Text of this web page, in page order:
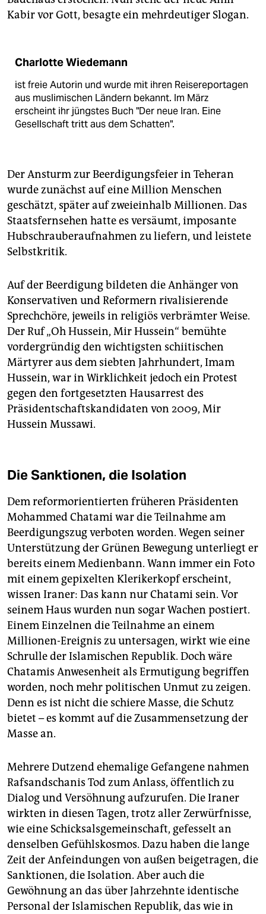
Kabir vor Gott, besagte ein mehrdeutiger Slogan.
Charlotte Wiedemann
ist freie Autorin und wurde mit ihren Reisereportagen
aus muslimischen Ländern bekannt. Im März
erscheint ihr jüngstes Buch "Der neue Iran. Eine
Gesellschaft tritt aus dem Schatten".
Der Ansturm zur Beerdigungsfeier in Teheran
wurde zunächst auf eine Million Menschen
geschätzt, später auf zweieinhalb Millionen. Das
Staatsfernsehen hatte es versäumt, imposante
Hubschrauberaufnahmen zu liefern, und leistete
Selbstkritik.
Auf der Beerdigung bildeten die Anhänger von
Konservativen und Reformern rivalisierende
Sprechchöre, jeweils in religiös verbrämter Weise.
Der Ruf „Oh Hussein, Mir Hussein“ bemühte
vordergründig den wichtigsten schiitischen
Märtyrer aus dem siebten Jahrhundert, Imam
Hussein, war in Wirklichkeit jedoch ein Protest
gegen den fortgesetzten Hausarrest des
Präsidentschaftskandidaten von 2009, Mir
Hussein Mussawi.
Die Sanktionen, die Isolation
Dem reformorientierten früheren Präsidenten
Mohammed Chatami war die Teilnahme am
Beerdigungszug verboten worden. Wegen seiner
Unterstützung der Grünen Bewegung unterliegt er
bereits einem Medienbann. Wann immer ein Foto
mit einem gepixelten Klerikerkopf erscheint,
wissen Iraner: Das kann nur Chatami sein. Vor
seinem Haus wurden nun sogar Wachen postiert.
Einem Einzelnen die Teilnahme an einem
Millionen-Ereignis zu untersagen, wirkt wie eine
Schrulle der Islamischen Republik. Doch wäre
Chatamis Anwesenheit als Ermutigung begriffen
worden, noch mehr politischen Unmut zu zeigen.
Denn es ist nicht die schiere Masse, die Schutz
bietet – es kommt auf die Zusammensetzung der
Masse an.
Mehrere Dutzend ehemalige Gefangene nahmen
Rafsandschanis Tod zum Anlass, öffentlich zu
Dialog und Versöhnung aufzurufen. Die Iraner
wirkten in diesen Tagen, trotz aller Zerwürfnisse,
wie eine Schicksalsgemeinschaft, gefesselt an
denselben Gefühlskosmos. Dazu haben die lange
Zeit der Anfeindungen von außen beigetragen, die
Sanktionen, die Isolation. Aber auch die
Gewöhnung an das über Jahrzehnte identische
Personal der Islamischen Republik, das wie in